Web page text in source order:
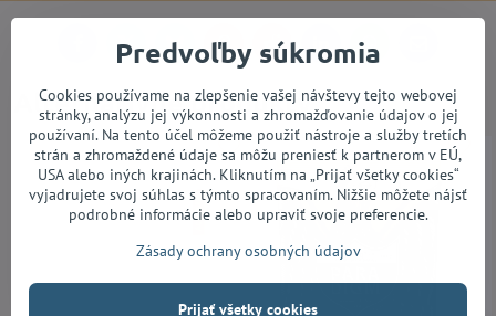
FacebookTwitterBlueskyPinterestReddit LinkedInWhatsApp
Alternatívne produkty
Predvoľby súkromia
Cookies používame na zlepšenie vašej návštevy tejto webovej
stránky, analýzu jej výkonnosti a zhromažďovanie údajov o jej
používaní. Na tento účel môžeme použiť nástroje a služby tretích
strán a zhromaždené údaje sa môžu preniesť k partnerom v EÚ,
USA alebo iných krajinách. Kliknutím na „Prijať všetky cookies“
vyjadrujete svoj súhlas s týmto spracovaním. Nižšie môžete nájsť
podrobné informácie alebo upraviť svoje preferencie.
Zásady ochrany osobných údajov
Prijať všetky cookies